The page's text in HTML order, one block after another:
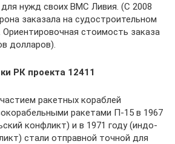
нужд своих ВМС Ливия. (С 2008
заказала на судостроительном
Ориентировочная стоимость заказа
долларов).
РК проекта 12411
ракетных кораблей
ракетами П-15 в 1967
конфликт) и в 1971 году (индо-
стали отправной точной для